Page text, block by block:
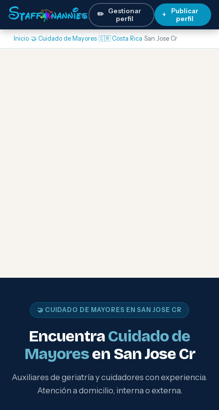
✏️ Gestionar
perfil
+
Publicar
perfil
Inicio›🤝 Cuidado de Mayores›🇨🇷 Costa Rica›San Jose Cr
🤝 CUIDADO DE MAYORES EN SAN JOSE CR
EncuentraCuidado de
Mayoresen San Jose Cr
Auxiliares de geriatría y cuidadores con experiencia.
Atención a domicilio, interna o externa.